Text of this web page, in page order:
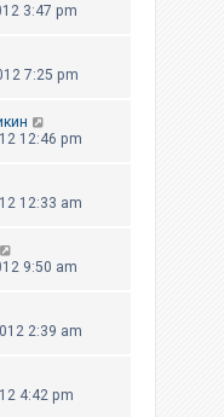
3:47 pm
7:25 pm
12:46 pm
12:33 am
9:50 am
2:39 am
4:42 pm